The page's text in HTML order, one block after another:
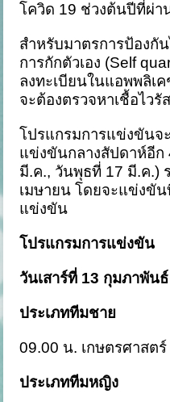
โควิด 19 ช่วงต้นปีที่ผ่า
สำหรับมาตรการป้องกั
การกักตัวเอง (Self
ลงทะเบียนในแอพพลิเ
จะต้องตรวจหาเชื้อไว
โปรแกรมการแข่งขันจ
แข่งขันกลางสัปดาห์อีก
มี.ค., วันพุธที่ 17 มี.ค.)
เมษายน โดยจะแข่งขั
แข่งขัน
โปรแกรมการแข่งขัน
วันเสาร์ที่ 13 กุมภาพัน
ประเภททีมชาย
09.00 น. เกษตรศาสต
ประเภททีมหญิง